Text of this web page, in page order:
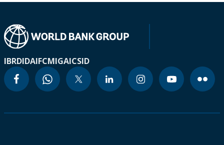
IBRDIDAIFCMIGAICSID